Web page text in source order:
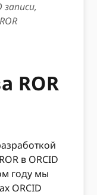
ROR
в ORCID
году мы
ORCID